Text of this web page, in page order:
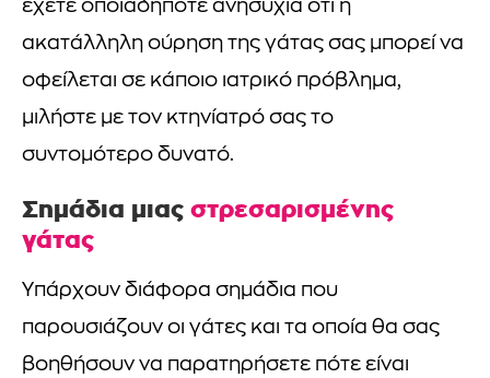
έχετε οποιαδήποτε ανησυχία ότι η
ακατάλληλη ούρηση της γάτας σας μπορεί να
οφείλεται σε κάποιο ιατρικό πρόβλημα,
μιλήστε με τον κτηνίατρό σας το
συντομότερο δυνατό.
Σημάδια μιας στρεσαρισμένης
γάτας
Υπάρχουν διάφορα σημάδια που
παρουσιάζουν οι γάτες και τα οποία θα σας
βοηθήσουν να παρατηρήσετε πότε είναι